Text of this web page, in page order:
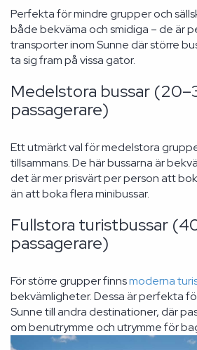
Perfekta för mindre grupper och
både bekväma och smidiga – de är
transporter inom Sunne där större
ta sig fram på vissa gator.
Medelstora bussar
passagerare)
Ett utmärkt val för medelstora
tillsammans. De här bussarna är
det är mer prisvärt per person att
än att boka flera minibussar.
Fullstora turistbussar
passagerare)
För större grupper finnsmoderna
bekvämligheter. Dessa är perfekta
Sunne till andra destinationer, där
om benutrymme och utrymme för